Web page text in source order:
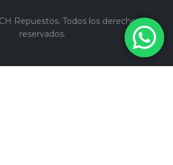
Repuestos. Todos los derechos
reservados.